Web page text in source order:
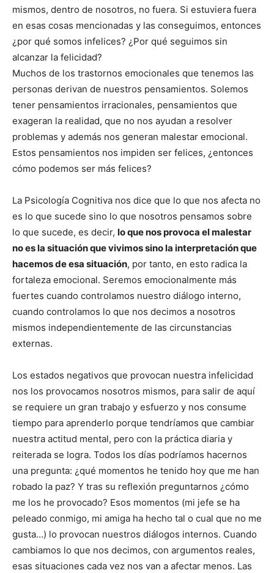
mismos, dentro de nosotros, no fuera. Si estuviera fuera
en esas cosas mencionadas y las conseguimos, entonces
¿por qué somos infelices? ¿Por qué seguimos sin
alcanzar la felicidad?
Muchos de los trastornos emocionales que tenemos las
personas derivan de nuestros pensamientos. Solemos
tener pensamientos irracionales, pensamientos que
exageran la realidad, que no nos ayudan a resolver
problemas y además nos generan malestar emocional.
Estos pensamientos nos impiden ser felices, ¿entonces
cómo podemos ser más felices?
La Psicología Cognitiva nos dice que lo que nos afecta no
es lo que sucede sino lo que nosotros pensamos sobre
lo que sucede, es decir, lo que nos provoca el malestar
no es la situación que vivimos sino la interpretación que
hacemos de esa situación, por tanto, en esto radica la
fortaleza emocional. Seremos emocionalmente más
fuertes cuando controlamos nuestro diálogo interno,
cuando controlamos lo que nos decimos a nosotros
mismos independientemente de las circunstancias
externas.
Los estados negativos que provocan nuestra infelicidad
nos los provocamos nosotros mismos, para salir de aquí
se requiere un gran trabajo y esfuerzo y nos consume
tiempo para aprenderlo porque tendríamos que cambiar
nuestra actitud mental, pero con la práctica diaria y
reiterada se logra. Todos los días podríamos hacernos
una pregunta: ¿qué momentos he tenido hoy que me han
robado la paz? Y tras su reflexión preguntarnos ¿cómo
me los he provocado? Esos momentos (mi jefe se ha
peleado conmigo, mi amiga ha hecho tal o cual que no me
gusta…) lo provocan nuestros diálogos internos. Cuando
cambiamos lo que nos decimos, con argumentos reales,
esas situaciones cada vez nos van a afectar menos. Las